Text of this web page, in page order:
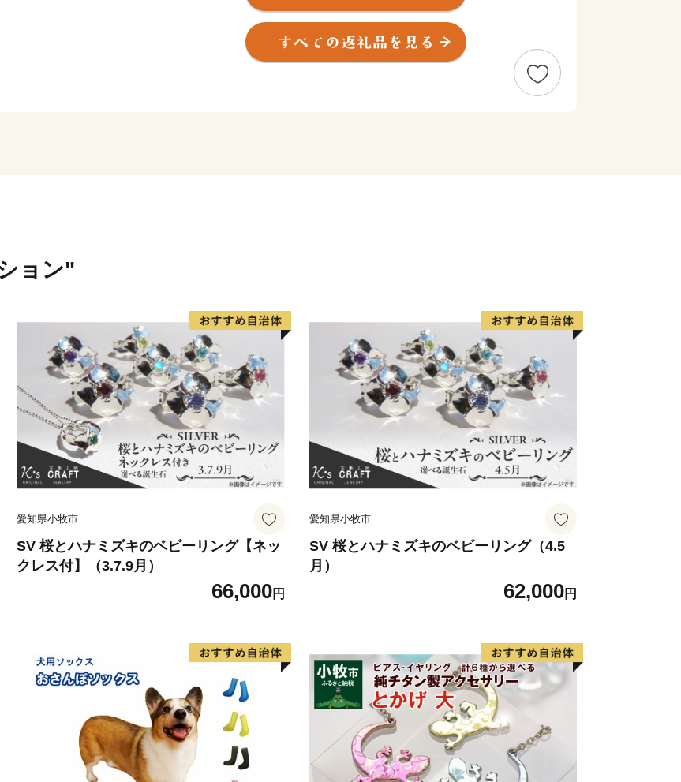
ちの地」にもなった「千住」からでした。明治以降は、軽工業・重
化学工業がさかんになり、鉄道の開通とともに人口も増加していき
現在、北千住のまちは昔ながらの路地や銭湯、祭りなどの下町情
である足立区への大切な想いを形にしませんか。
ョン"
愛知県小牧市
SV 桜とハナミズキのベビーリング【ネッ
クレス付】（3.7.9月）
66,000円
愛知県小牧市
SV 桜とハナミズキのベビーリング（4.5
月）
62,000円